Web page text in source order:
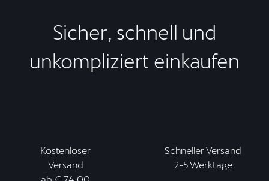
Sicher, schnell und
unkompliziert einkaufen
Kostenloser
Versand
Schneller Versand
2-5 Werktage